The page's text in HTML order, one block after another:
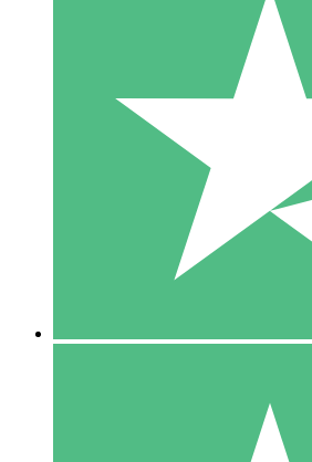
Individuele
Betaal per gebruik met
1000
10 Downloaden
20 00